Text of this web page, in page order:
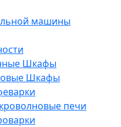
машины
Шкафы
Шкафы
печи